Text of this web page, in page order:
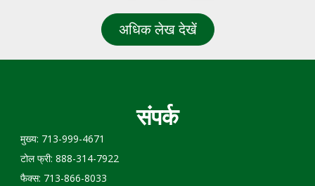
अधिक लेख देखें
संपर्क
मुख्य: 713-999-4671
टोल फ्री: 888-314-7922
फैक्स: 713-866-8033